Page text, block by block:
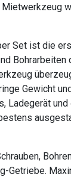
Mietwerkzeug
Set ist die
Bohrarbeiten
Gewicht
Ladegerät
Getriebe.